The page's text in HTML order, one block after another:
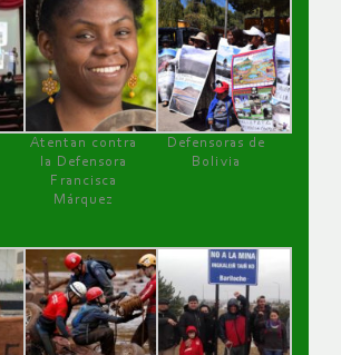
Atentan contra
la Defensora
Francisca
Márquez
Defensoras de
Bolivia